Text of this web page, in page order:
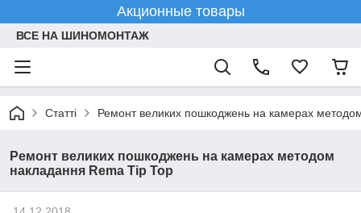
Акционные товары
ВСЕ НА ШИНОМОНТАЖ
Статті Ремонт великих пошкоджень на камерах
Ремонт великих пошкоджень на камерах методом
накладання Rema Tip Top